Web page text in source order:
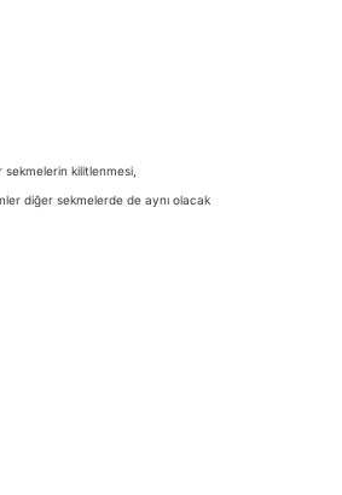
kilitlenmesi,
diğer sekmelerde de aynı olacak